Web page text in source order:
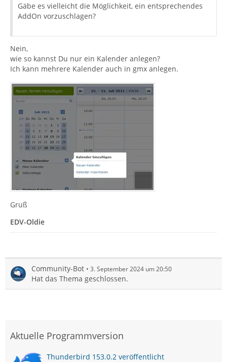
Gäbe es vielleicht die Möglichkeit, ein entsprechendes
AddOn vorzuschlagen?
Nein,
wie so kannst Du nur ein Kalender anlegen?
Ich kann mehrere Kalender auch in gmx anlegen.
Gruß
EDV-Oldie
Community-Bot 3. September 2024 um 20:50
Hat das Thema geschlossen.
Aktuelle Programmversion
Thunderbird 153.0.2 veröffentlicht